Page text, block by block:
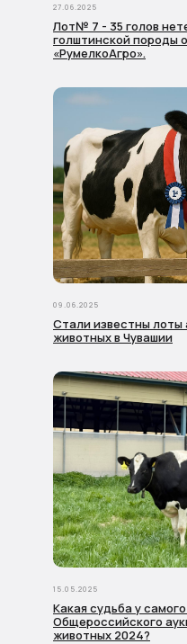
27.06.2025
Лот№ 7 - 35 голов
голштинской породы
«РумелкоАгро».
09.06.2025
Стали известны
животных в Чувашии
15.05.2025
Какая судьба у
Общероссийского
животных 2024?
Хочу
первым
БЫТЬ В КУРСЕ
Отправляя заявку, я
политикой
БЫТЬ В КУРСЕ